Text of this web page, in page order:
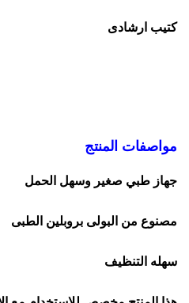
كتيب ارشادى
مواصفات المنتج
جهاز طبي صغير وسهل الحمل
مصنوع من البولى بروبلين الطبى
سهله التنظيف